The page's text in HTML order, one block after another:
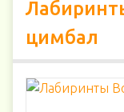
цимбал